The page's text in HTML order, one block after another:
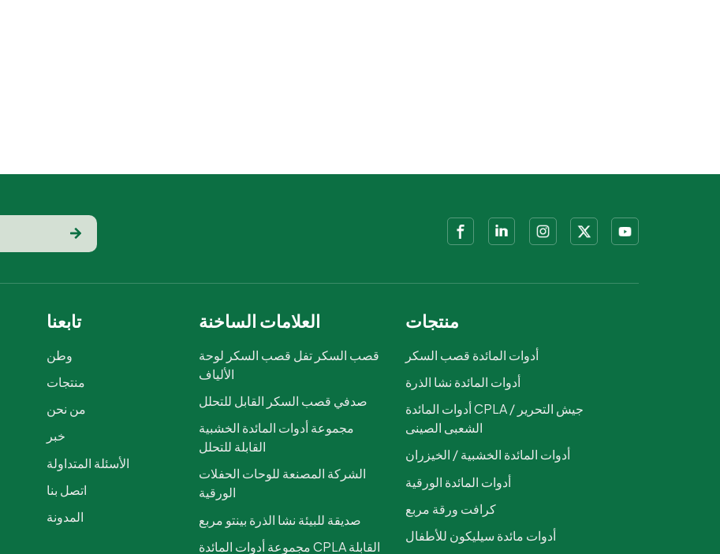
تابعنا
وطن
منتجات
من نحن
خبر
الأسئلة المتداولة
اتصل بنا
المدونة
العلامات الساخنة
قصب السكر تفل قصب السكر لوحة
الألياف
صدفي قصب السكر القابل للتحلل
مجموعة أدوات المائدة الخشبية
القابلة للتحلل
الشركة المصنعة للوحات الحفلات
الورقية
صديقة للبيئة نشا الذرة بينتو مربع
مجموعة أدوات المائدة CPLA القابلة
منتجات
أدوات المائدة قصب السكر
أدوات المائدة نشا الذرة
أدوات المائدة CPLA / جيش التحرير
الشعبى الصينى
أدوات المائدة الخشبية / الخيزران
أدوات المائدة الورقية
كرافت ورقة مربع
أدوات مائدة سيليكون للأطفال